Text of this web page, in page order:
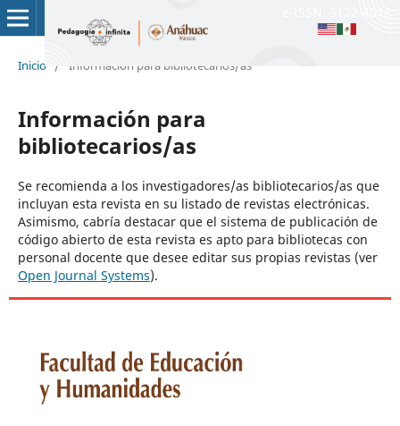
Inicio / Información para bibliotecarios/as
Información para
bibliotecarios/as
Se recomienda a los investigadores/as bibliotecarios/as que
incluyan esta revista en su listado de revistas electrónicas.
Asimismo, cabría destacar que el sistema de publicación de
código abierto de esta revista es apto para bibliotecas con
personal docente que desee editar sus propias revistas (ver
Open Journal Systems).